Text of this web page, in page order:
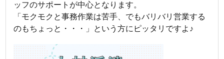
ッフのサポートが中心となります。
「モクモクと事務作業は苦手、でもバリバリ営業する
のもちょっと・・・」という方にピッタリですよ♪